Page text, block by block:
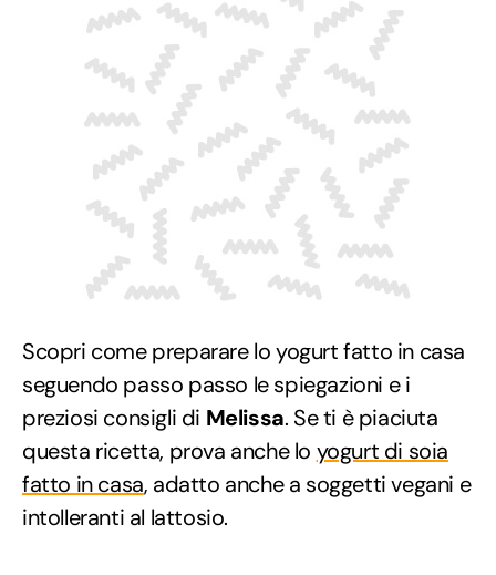
Scopri come preparare lo yogurt fatto in casa
seguendo passo passo le spiegazioni e i
preziosi consigli di Melissa. Se ti è piaciuta
questa ricetta, prova anche lo yogurt di soia
fatto in casa, adatto anche a soggetti vegani e
intolleranti al lattosio.